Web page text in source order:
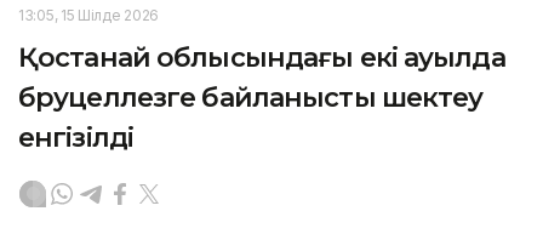
13:05, 15 Шілде 2026
Қостанай облысындағы екі ауылда
бруцеллезге байланысты шектеу
енгізілді